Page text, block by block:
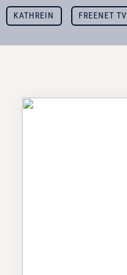
KATHREIN FREENET TV